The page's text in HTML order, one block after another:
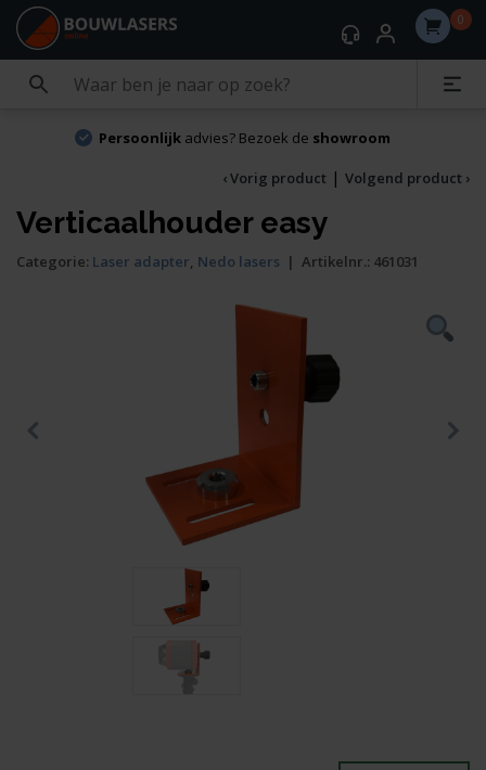
0
Persoonlijkadvies? Bezoek de showroom
‹ Vorig product | Volgend product ›
Verticaalhouder easy
Categorie: Laser adapter, Nedo lasers | Artikelnr.: 461031